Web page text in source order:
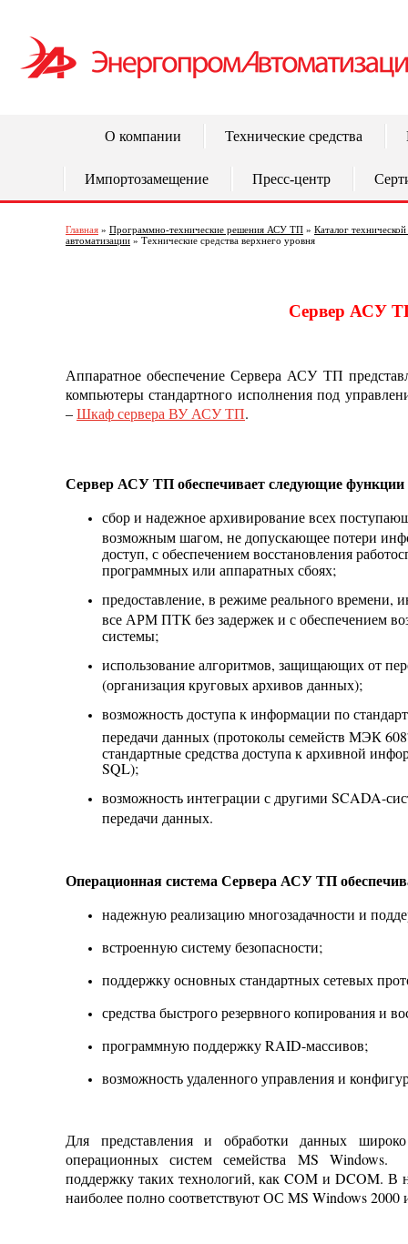
О компании Технические средства
Импортозамещение Пресс-центр
Главная » Программно-технические решения АСУ ТП » Каталог
автоматизации » Технические средства верхнего уровня
Сервер АСУ
Аппаратное обеспечение Сервера АСУ ТП
компьютеры стандартного исполнения под
–Шкаф сервера ВУ АСУ ТП.
Сервер АСУ ТП обеспечивает следующие
сбор и надежное архивирование всех
возможным шагом, не допускающее потери
доступ, с обеспечением восстановления
программных или аппаратных сбоях;
предоставление, в режиме реального времени,
все АРМ ПТК без задержек и с обеспечением
системы;
использование алгоритмов, защищающих от
(организация круговых архивов данных);
возможность доступа к информации по
передачи данных (протоколы семейств МЭК
стандартные средства доступа к архивной
SQL);
возможность интеграции с другими SCADA-
передачи данных.
Операционная система Сервера АСУ ТП
надежную реализацию многозадачности и
встроенную систему безопасности;
поддержку основных стандартных сетевых
средства быстрого резервного копирования и
программную поддержку RAID-массивов;
возможность удаленного управления и
Для представления и обработки данных
операционных систем семейства MS Windows.
поддержку таких технологий, как COM и DCOM. В
наиболее полно соответствуют ОС MS Windows